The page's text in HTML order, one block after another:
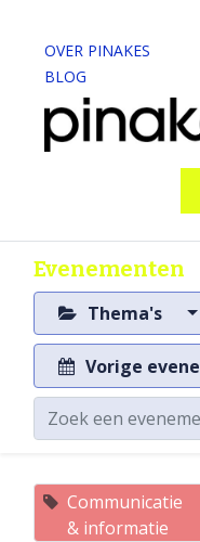
OVER PINAKES
BLOG
Evenementen
Thema's
Vorige
Communicatie
& informatie